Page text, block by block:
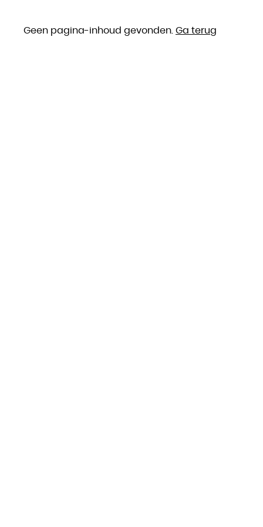
Geen pagina-inhoud gevonden. Ga terug